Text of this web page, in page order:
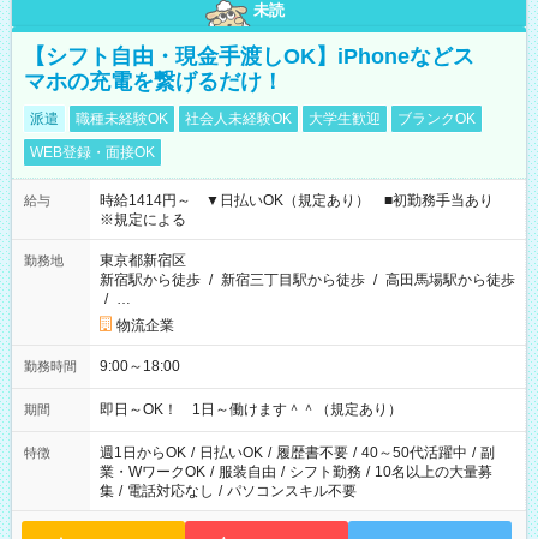
未読
【シフト自由・現金手渡しOK】iPhoneなどス
マホの充電を繋げるだけ！
派遣 職種未経験OK 社会人未経験OK 大学生歓迎
ブランクOK
WEB登録・面接OK
給与
時給1414円～ ▼日払いOK（規定あり） ■初勤務手当あり
※規定による
勤務地
東京都新宿区
新宿駅から徒歩 / 新宿三丁目駅から徒歩 / 高田馬場駅から徒歩
/ …
物流企業
勤務時間 9:00～18:00
期間 即日～OK！ 1日～働けます＾＾（規定あり）
特徴 週1日からOK / 日払いOK / 履歴書不要 / 40～50代活躍中 / 副
業・WワークOK / 服装自由 / シフト勤務 / 10名以上の大量募
集 / 電話対応なし / パソコンスキル不要